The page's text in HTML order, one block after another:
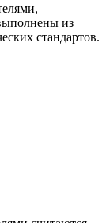
из
стандартов.